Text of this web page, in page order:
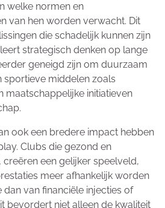
welke normen en
van hen worden verwacht. Dit
die schadelijk kunnen zijn
strategisch denken op lange
geneigd zijn om duurzaam
sportieve middelen zoals
maatschappelijke initiatieven
ook een bredere impact hebben
Clubs die gezond en
een gelijker speelveld,
meer afhankelijk worden
van financiële injecties of
bevordert niet alleen de kwaliteit